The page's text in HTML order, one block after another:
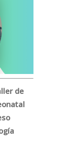
de